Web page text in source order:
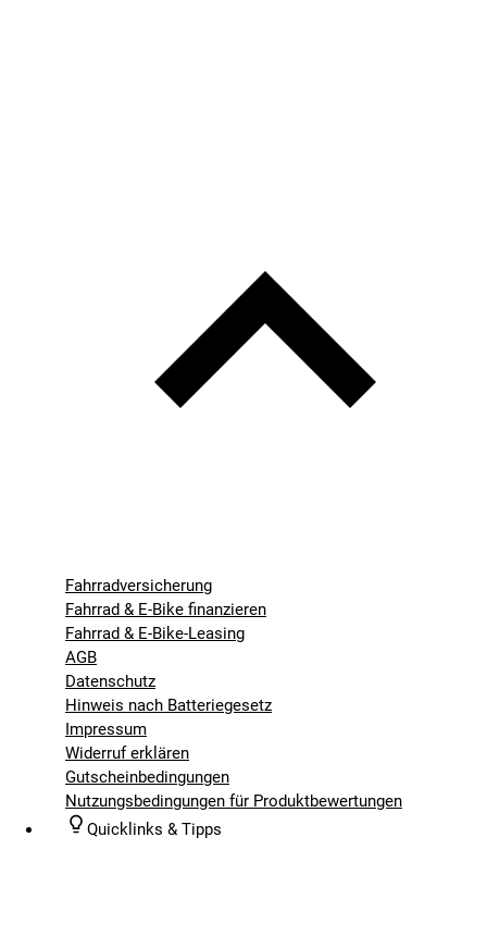
Fahrradversicherung
Fahrrad & E-Bike finanzieren
Fahrrad & E-Bike-Leasing
AGB
Datenschutz
Hinweis nach Batteriegesetz
Impressum
Widerruf erklären
Gutscheinbedingungen
Nutzungsbedingungen für Produktbewertungen
Quicklinks & Tipps